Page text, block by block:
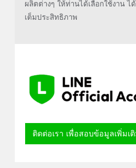
ผลิตต่างๆ ให้ท่านได้เลือกใช้งาน ไ
เต็มประสิทธิภาพ
ติดต่อเรา เพื่อสอบข้อมูลเพิ่มเ